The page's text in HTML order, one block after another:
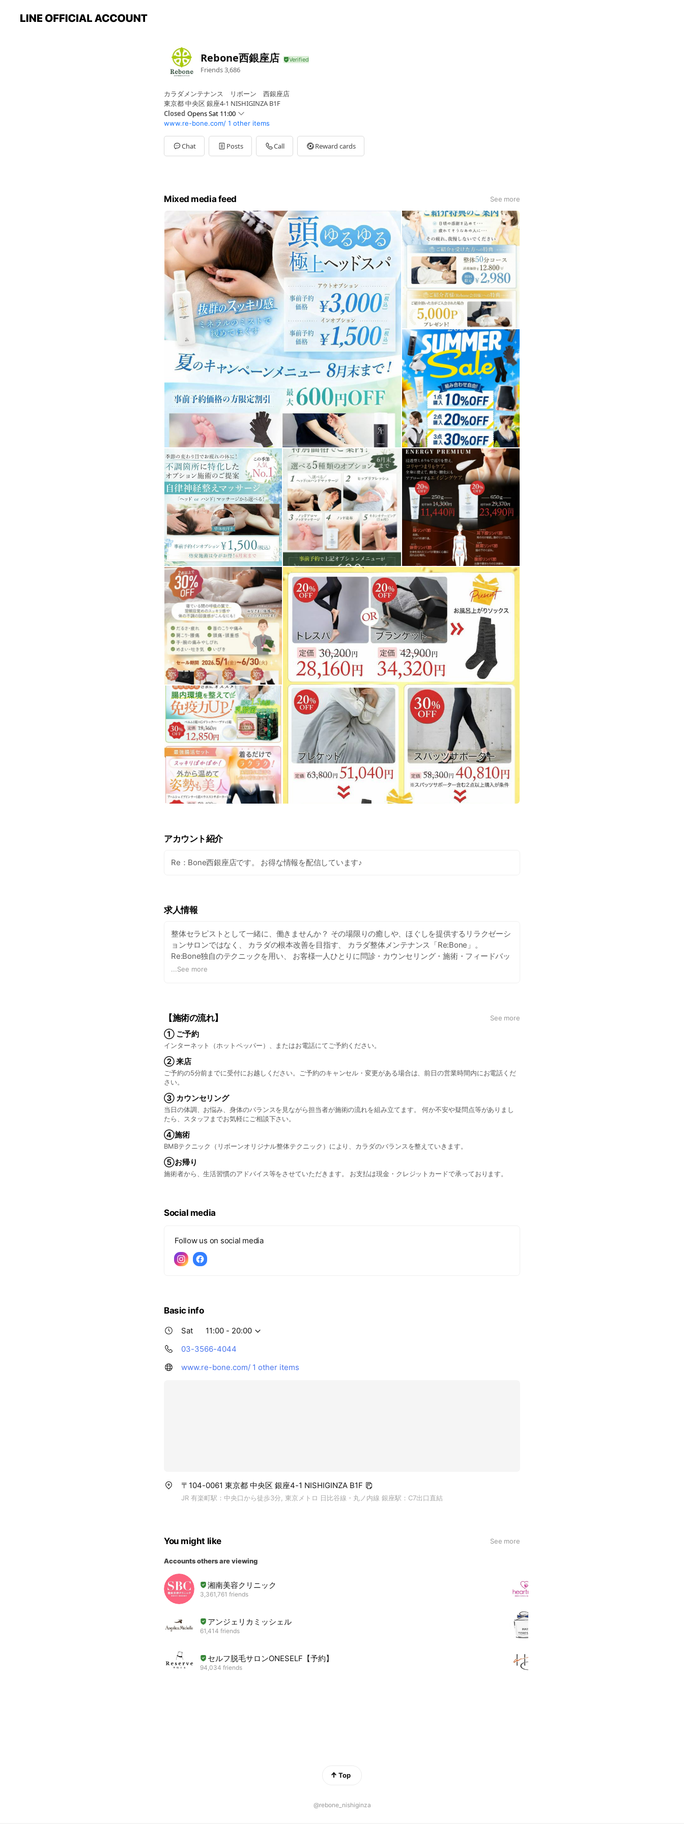
Rebone西銀座店
Friends3,686
カラダメンテナンス リボーン 西銀座店
東京都 中央区 銀座4-1 NISHIGINZA B1F
Closed Opens Sat 11:00
Sun11:00 - 20:00
Mon11:00 - 20:00
Tue11:00 - 20:00
Wed11:00 - 20:00
www.re-bone.com/ 1 other items
Chat Posts Call Reward cards
Mixed media feed See more
アカウント紹介
Re：Bone西銀座店です。 お得な情報を配信しています♪
求人情報
整体セラピストとして一緒に、働きませんか？ その場限りの癒しや、ほぐしを提供するリラクゼーシ
ョンサロンではなく、 カラダの根本改善を目指す、 カラダ整体メンテナンス「Re:Bone」。
Re:Bone独自のテクニックを用い、 お客様一人ひとりに問診・カウンセリング・施術・フィードバッ
クを行います。
...See more
【施術の流れ】 See more
① ご予約
インターネット（ホットペッパー）、またはお電話にてご予約ください。
② 来店
ご予約の5分前までに受付にお越しください。ご予約のキャンセル・変更がある場合は、前日の営業時間内にお電話くだ
さい。
③ カウンセリング
当日の体調、お悩み、身体のバランスを見ながら担当者が施術の流れを組み立てます。 何か不安や疑問点等がありまし
たら、スタッフまでお気軽にご相談下さい。
④施術
BMBテクニック（リボーンオリジナル整体テクニック）により、カラダのバランスを整えていきます。
⑤お帰り
施術者から、生活習慣のアドバイス等をさせていただきます。 お支払は現金・クレジットカードで承っております。
Social media
Follow us on social media
Basic info
Sat
11:00 - 20:00
03-3566-4044
www.re-bone.com/ 1 other items
〒104-0061 東京都 中央区 銀座4-1 NISHIGINZA B1F
JR 有楽町駅：中央口から徒歩3分, 東京メトロ 日比谷線・丸ノ内線 銀座駅：C7出口直結
You might like See more
Accounts others are viewing
湘南美容クリニック
3,361,761 friends
アンジェリカミッシェル
61,414 friends
セルフ脱毛サロンONESELF【予約】
94,034 friends
Top
@rebone_nishiginza